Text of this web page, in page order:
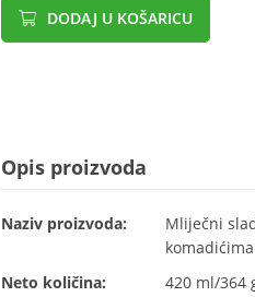
DODAJ U KOŠARICU
Opis proizvoda
Naziv proizvoda:
Mliječni
Neto količina:
420 ml/364